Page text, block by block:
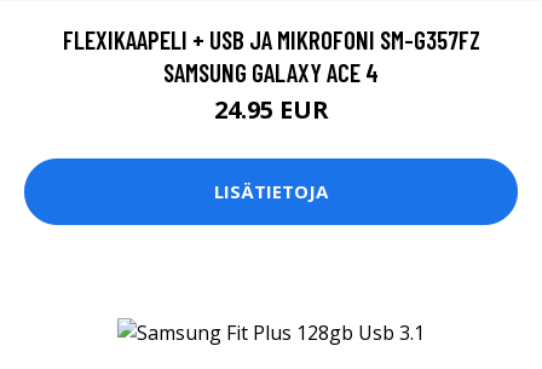
FLEXIKAAPELI + USB JA MIKROFONI SM-G357FZ
SAMSUNG GALAXY ACE 4
24.95 EUR
LISÄTIETOJA